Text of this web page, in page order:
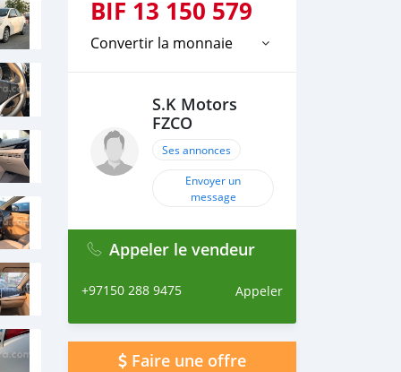
BIF 13 150 579
Convertir la monnaie
S.K Motors
FZCO
Ses annonces
Envoyer un
message
Appeler le vendeur
+97150 288 9475 Appeler
Faire une offre